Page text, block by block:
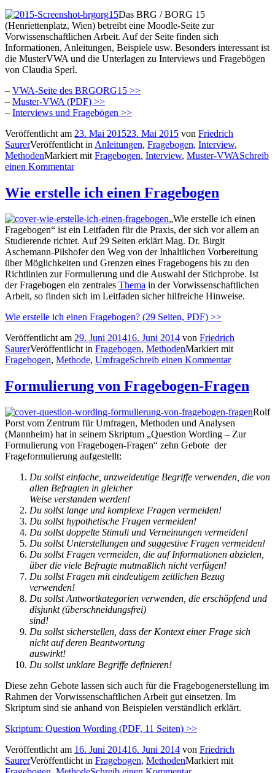
Das BRG / BORG 15
(Henriettenplatz, Wien) betreibt eine Moodle-Seite zur
Vorwissenschaftlichen Arbeit. Auf der Seite finden sich
Informationen, Anleitungen, Beispiele usw. Besonders interessant ist
die MusterVWA und die Unterlagen zu Interviews und Fragebögen
von Claudia Sperl.
– VWA-Seite des BRGORG15 >>
– Muster-VWA (PDF) >>
– Interviews und Fragebögen >>
Veröffentlicht am 23. Mai 201523. Mai 2015 von Friedrich
SaurerVeröffentlicht inAnleitungen, Fragebogen, Interview,
MethodenMarkiert mitFragebogen, Interview, Muster-VWASchreib
einen Kommentar
Wie erstelle ich einen Fragebogen
„Wie erstelle ich einen
Fragebogen“ ist ein Leitfaden für die Praxis, der sich vor allem an
Studierende richtet. Auf 29 Seiten erklärt Mag. Dr. Birgit
Aschemann-Pilshofer den Weg von der Inhaltlichen Vorbereitung
über Möglichkeiten und Grenzen eines Fragebogens bis zu den
Richtlinien zur Formulierung und die Auswahl der Stichprobe. Ist
der Fragebogen ein zentrales Thema in der Vorwissenschaftlichen
Arbeit, so finden sich im Leitfaden sicher hilfreiche Hinweise.
Wie erstelle ich einen Fragebogen? (29 Seiten, PDF) >>
Veröffentlicht am 29. Juni 201416. Juni 2014 von Friedrich
SaurerVeröffentlicht in Fragebogen, MethodenMarkiert mit
Fragebogen, Methode, UmfrageSchreib einen Kommentar
Formulierung von Fragebogen-Fragen
Rolf
Porst vom Zentrum für Umfragen, Methoden und Analysen
(Mannheim) hat in seinem Skriptum „Question Wording – Zur
Formulierung von Fragebogen-Fragen“ zehn Gebote der
Frageformulierung aufgestellt:
Du sollst einfache, unzweideutige Begriffe verwenden, die von
allen Befragten in gleicher
Weise verstanden werden!
Du sollst lange und komplexe Fragen vermeiden!
Du sollst hypothetische Fragen vermeiden!
Du sollst doppelte Stimuli und Verneinungen vermeiden!
Du sollst Unterstellungen und suggestive Fragen vermeiden!
Du sollst Fragen vermeiden, die auf Informationen abzielen,
über die viele Befragte mutmaßlich nicht verfügen!
Du sollst Fragen mit eindeutigem zeitlichen Bezug
verwenden!
Du sollst Antwortkategorien verwenden, die erschöpfend und
disjunkt (überschneidungsfrei)
sind!
Du sollst sicherstellen, dass der Kontext einer Frage sich
nicht auf deren Beantwortung
auswirkt!
Du sollst unklare Begriffe definieren!
Diese zehn Gebote lassen sich auch für die Fragebogenerstellung im
Rahmen der Vorwissenschaftlichen Arbeit gut einsetzen. Im
Skriptum sind sie anhand von Beispielen verständlich erklärt.
Skriptum: Question Wording (PDF, 11 Seiten) >>
Veröffentlicht am 16. Juni 201416. Juni 2014 von Friedrich
SaurerVeröffentlicht in Fragebogen, MethodenMarkiert mit